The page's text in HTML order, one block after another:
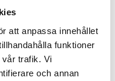
att anpassa innehållet
funktioner
trafik. Vi
och annan